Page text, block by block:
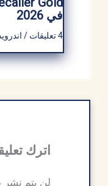
في 2026
/ اندرويد
اترك تعليقاً
لن يتم نشر